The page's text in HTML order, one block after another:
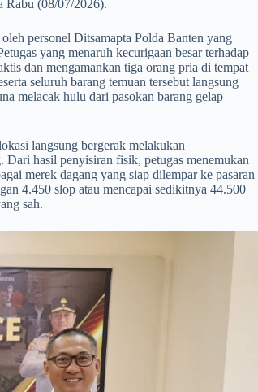
Rabu (08/07/2026).
personel Ditsamapta Polda Banten yang
yang menaruh kecurigaan besar terhadap
dan mengamankan tiga orang pria di tempat
seluruh barang temuan tersebut langsung
melacak hulu dari pasokan barang gelap
langsung bergerak melakukan
hasil penyisiran fisik, petugas menemukan
merek dagang yang siap dilempar ke pasaran
4.450 slop atau mencapai sedikitnya 44.500
sah.